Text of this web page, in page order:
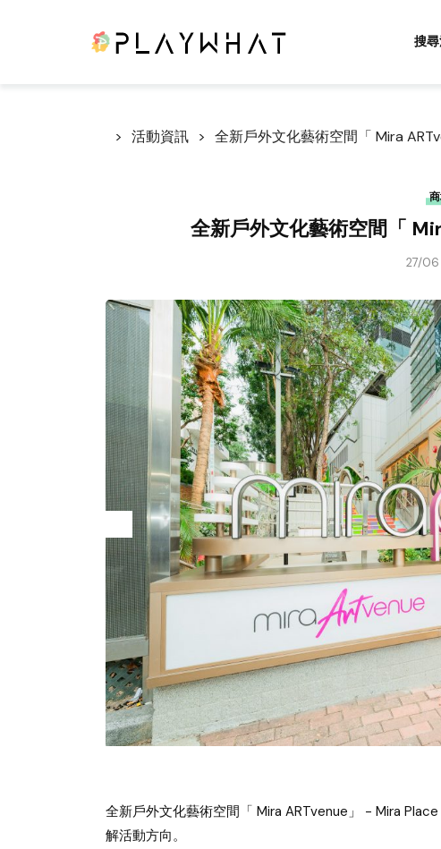
搜
活動資訊 全新戶外文化藝術空間「 Mira
全新戶外文化藝術空間「
27/06
全新戶外文化藝術空間「 Mira ARTvenue」 - Mira Place
解活動方向。